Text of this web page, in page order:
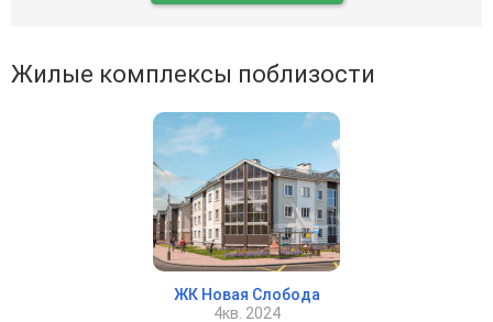
Жилые комплексы поблизости
ЖК Новая Слобода
4кв. 2024